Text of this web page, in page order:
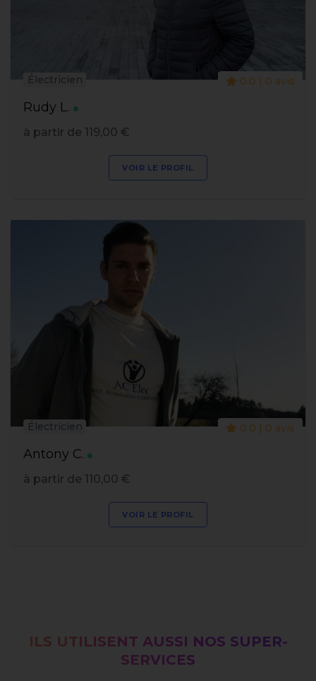
Rudy L.
Électricien 0.0 | 0 avis
à partir de 119,00 €
VOIR LE PROFIL
Antony C.
Électricien 0.0 | 0 avis
à partir de 110,00 €
VOIR LE PROFIL
ILS UTILISENT AUSSI NOS SUPER-
SERVICES